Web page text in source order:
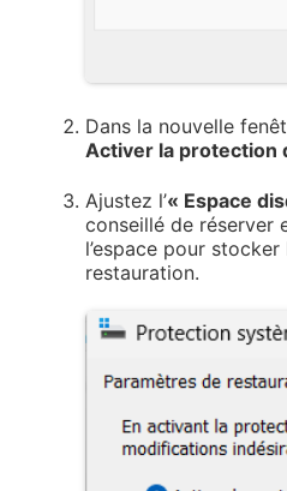
Dans la nouvelle
Activer la protection
Ajustez l’« Espace
conseillé de réserver
l’espace pour
restauration.